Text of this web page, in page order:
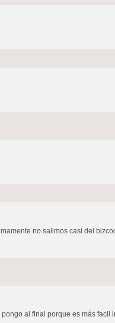
no salimos casi del
al final porque es más facil